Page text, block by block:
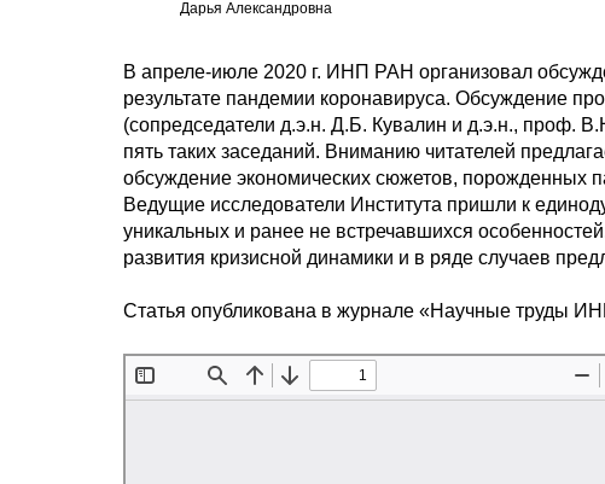
Дарья Александровна
В апреле-июле 2020 г. ИНП РАН организовал
результате пандемии коронавируса. Обсуждение
(сопредседатели д.э.н. Д.Б. Кувалин и д.э.н., проф.
пять таких заседаний. Вниманию читателей
обсуждение экономических сюжетов, порожденных
Ведущие исследователи Института пришли к
уникальных и ранее не встречавшихся
развития кризисной динамики и в ряде случаев
Статья опубликована в журнале «Научные труды